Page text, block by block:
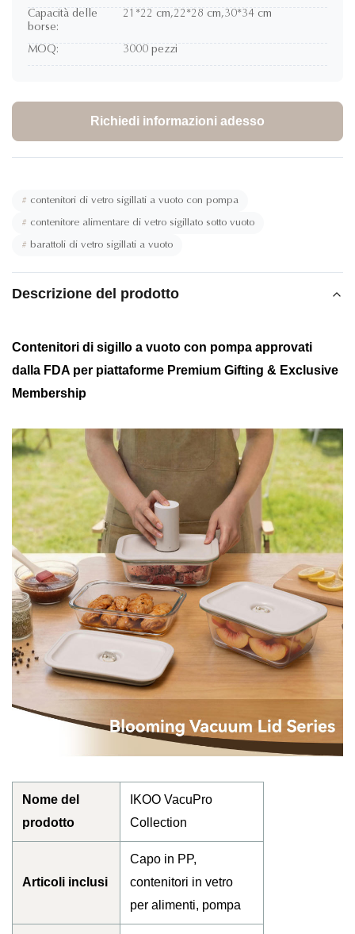
Capacità delle
borse:
21*22 ​​cm,22*28 cm,30*34 cm
MOQ: 3000 pezzi
Richiedi informazioni adesso
# contenitori di vetro sigillati a vuoto con pompa
# contenitore alimentare di vetro sigillato sotto vuoto
# barattoli di vetro sigillati a vuoto
Descrizione del prodotto
Contenitori di sigillo a vuoto con pompa approvati
dalla FDA per piattaforme Premium Gifting & Exclusive
Membership
Nome del
prodotto
IKOO VacuPro
Collection
Articoli inclusi
Capo in PP,
contenitori in vetro
per alimenti, pompa